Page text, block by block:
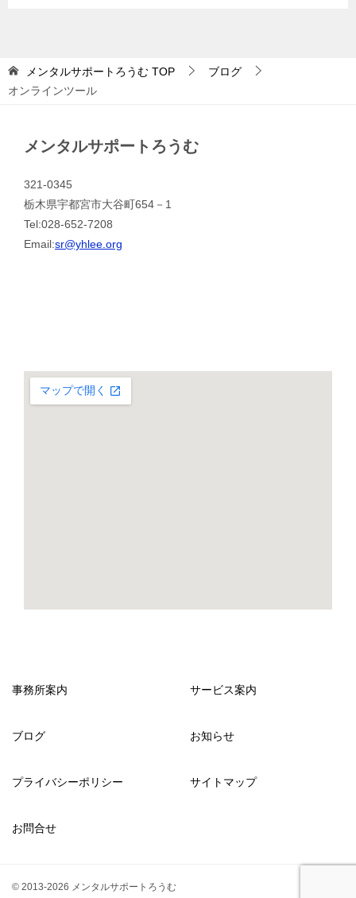
メンタルサポートろうむ TOP
ブログ
オンラインツール
メンタルサポートろうむ
321-0345
栃木県宇都宮市大谷町654－1
Tel:028-652-7208
Email:sr@yhlee.org
事務所案内 サービス案内
ブログ お知らせ
プライバシーポリシー サイトマップ
お問合せ
© 2013-2026 メンタルサポートろうむ